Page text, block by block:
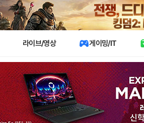
라이브/영상 게이밍/IT